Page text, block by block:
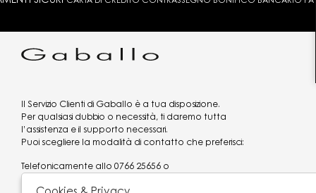
Il Servizio Clienti di Gaballo è a tua disposizione.
Per qualsiasi dubbio o necessità, ti daremo tutta
l’assistenza e il supporto necessari.
Puoi scegliere la modalità di contatto che preferisci:
Telefonicamente allo 0766 25656 o